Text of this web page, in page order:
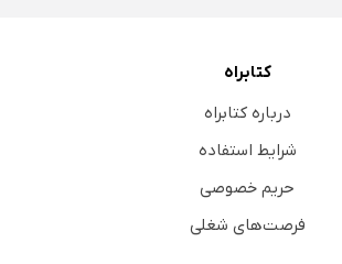
کتابراه
درباره کتابراه
شرایط استفاده
حریم خصوصی
فرصت‌های شغلی